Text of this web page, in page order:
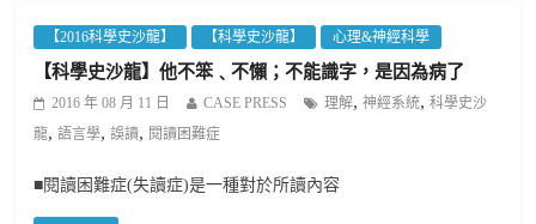
【2016科學史沙龍】 【科學史沙龍】 心理&神經科學
【科學史沙龍】他不笨﹑不懶；不能識字，是因為病了
2016 年 08 月 11 日 CASE PRESS 理解,神經系統,科學史沙
龍,語言學,誤讀, 閱讀困難症
■閱讀困難症(失讀症)是一種對於所讀內容